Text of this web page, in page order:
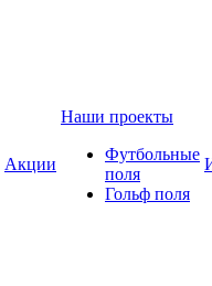
Акции
Наши проекты
Футбольные
поля
Гольф поля